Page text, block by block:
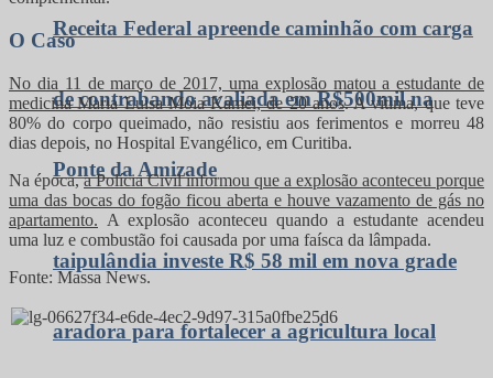
Receita Federal apreende caminhão com carga
de contrabando avaliada em R$500mil na
Ponte da Amizade
taipulândia investe R$ 58 mil em nova grade
aradora para fortalecer a agricultura local
O Caso
No dia 11 de março de 2017, uma explosão matou a estudante de
medicina Maria Luisa Moia Kamei, de 20 anos. A vítima, que teve
80% do corpo queimado, não resistiu aos ferimentos e morreu 48
dias depois, no Hospital Evangélico, em Curitiba.
Na época,a Polícia Civil informou que a explosão aconteceu porque
uma das bocas do fogão ficou aberta e houve vazamento de gás no
apartamento. A explosão aconteceu quando a estudante acendeu
uma luz e combustão foi causada por uma faísca da lâmpada.
Fonte: Massa News.